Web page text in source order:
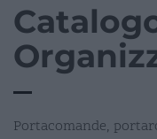
Portacomande,